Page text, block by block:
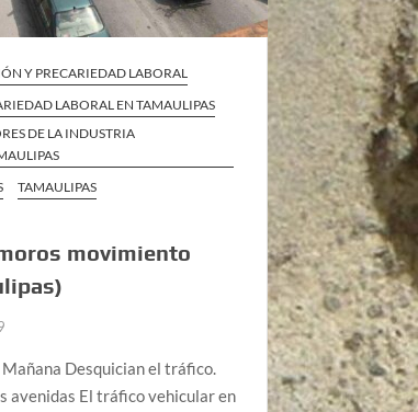
Y PRECARIEDAD LABORAL
LABORAL EN TAMAULIPAS
DE LA INDUSTRIA
TAMAULIPAS
movimiento
Desquician el tráfico.
avenidas El tráfico vehicular en